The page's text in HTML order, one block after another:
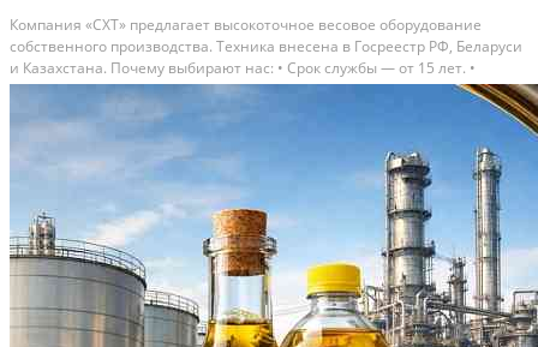
Компания «СХТ» предлагает высокоточное весовое оборудование
собственного производства. Техника внесена в Госреестр РФ, Беларуси
и Казахстана. Почему выбирают нас: • Срок службы — от 15 лет. •
Точность по ГОСТ. • Гарантия 3 года и сервисное сопровождение. •